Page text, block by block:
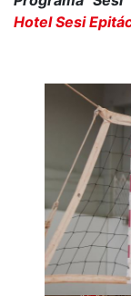
Hotel Sesi